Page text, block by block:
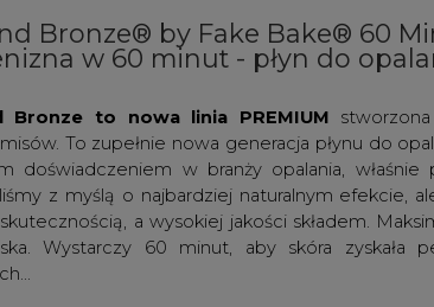
Bronze® by Fake Bake® 60
w 60 minut - płyn do
Bronze to nowa linia PREMIUM
To zupełnie nowa generacja płynu do
doświadczeniem w branży opalania, właśnie
z myślą o najbardziej naturalnym efekcie,
a wysokiej jakości składem.
Wystarczy 60 minut, aby skóra zyskała